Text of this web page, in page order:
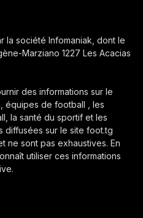
la société Infomaniak, dont le
Marziano 1227 Les Acacias
des informations sur le
équipes de football , les
la santé du sportif et les
diffusées sur le site foot.tg
ne sont pas exhaustives. En
utiliser ces informations